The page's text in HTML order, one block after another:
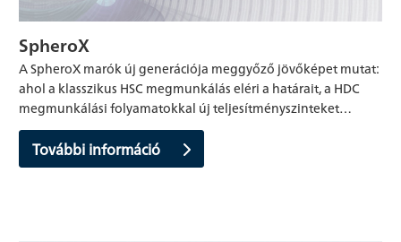
SpheroX
A SpheroX marók új generációja meggyőző jövőképet mutat:
ahol a klasszikus HSC megmunkálás eléri a határait, a HDC
megmunkálási folyamatokkal új teljesítményszinteket…
További információ